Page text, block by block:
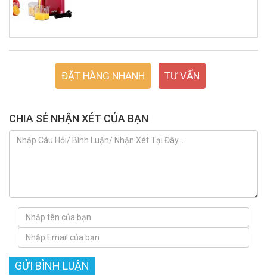
ĐẶT HÀNG NHANH TƯ VẤN
CHIA SẺ NHẬN XÉT CỦA BẠN
GỬI BÌNH LUẬN